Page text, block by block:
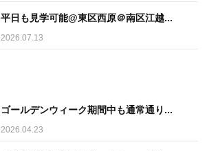
平日も見学可能@東区西原＠南区江越...
2026.07.13
ゴールデンウィーク期間中も通常通り...
2026.04.23